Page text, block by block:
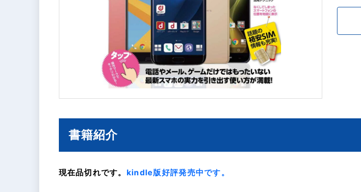
書籍紹介
現在品切れです。 kindle版好評発売中です。